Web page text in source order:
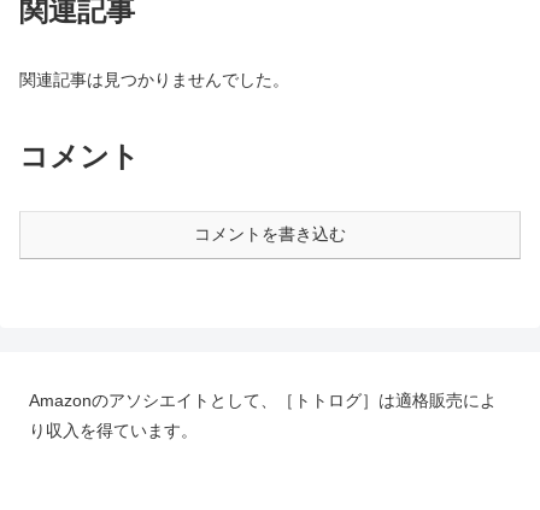
関連記事
関連記事は見つかりませんでした。
コメント
コメントを書き込む
Amazonのアソシエイトとして、［トトログ］は適格販売によ
り収入を得ています。